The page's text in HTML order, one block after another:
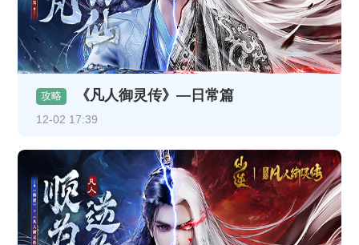
攻略 《凡人御灵传》—日常篇
12-02 17:39